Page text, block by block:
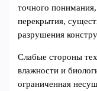
точного понимания,
перекрытия,
разрушения
Слабые стороны
влажности и
ограниченная